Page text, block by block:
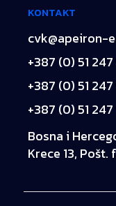
KONTAKT
cvk@apeiron-
+387 (0) 51 247
+387 (0) 51 247
+387 (0) 51 247
Bosna i
Krece 13, Pošt.